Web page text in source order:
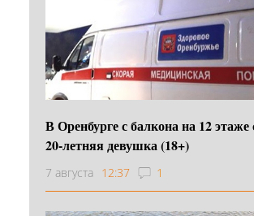
В Оренбурге с балкона на 12 этаже
20-летняя девушка (18+)
7 августа 12:37 1